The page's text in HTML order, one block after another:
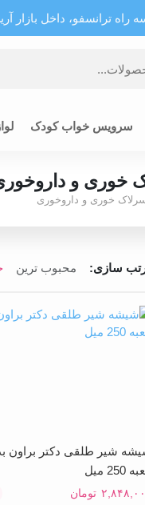
راه ترانسفو، داخل بازار
سرویس خواب کودک
خوری و
خوری و داروخوری
سازی: محبوب ترین
شیر طلقی دکتر براون
250 میل
تومان